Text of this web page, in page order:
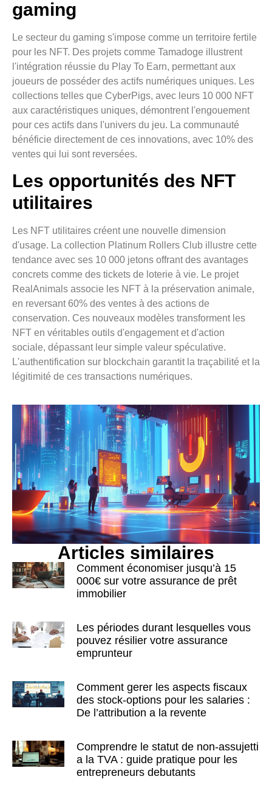
gaming
Le secteur du gaming s'impose comme un territoire fertile
pour les NFT. Des projets comme Tamadoge illustrent
l'intégration réussie du Play To Earn, permettant aux
joueurs de posséder des actifs numériques uniques. Les
collections telles que CyberPigs, avec leurs 10 000 NFT
aux caractéristiques uniques, démontrent l'engouement
pour ces actifs dans l'univers du jeu. La communauté
bénéficie directement de ces innovations, avec 10% des
ventes qui lui sont reversées.
Les opportunités des NFT
utilitaires
Les NFT utilitaires créent une nouvelle dimension
d'usage. La collection Platinum Rollers Club illustre cette
tendance avec ses 10 000 jetons offrant des avantages
concrets comme des tickets de loterie à vie. Le projet
RealAnimals associe les NFT à la préservation animale,
en reversant 60% des ventes à des actions de
conservation. Ces nouveaux modèles transforment les
NFT en véritables outils d'engagement et d'action
sociale, dépassant leur simple valeur spéculative.
L'authentification sur blockchain garantit la traçabilité et la
légitimité de ces transactions numériques.
Articles similaires
Comment économiser jusqu’à 15
000€ sur votre assurance de prêt
immobilier
Les périodes durant lesquelles vous
pouvez résilier votre assurance
emprunteur
Comment gerer les aspects fiscaux
des stock-options pour les salaries :
De l’attribution a la revente
Comprendre le statut de non-assujetti
a la TVA : guide pratique pour les
entrepreneurs debutants